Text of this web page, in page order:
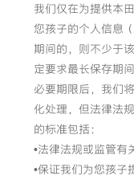
我们仅在为提供本
您孩子的个人信息
期间的，则不少于
定要求最长保存期
必要期限后，我们
化处理，但法律法
的标准包括：
•法律法规或监管有
•保证我们为您孩子